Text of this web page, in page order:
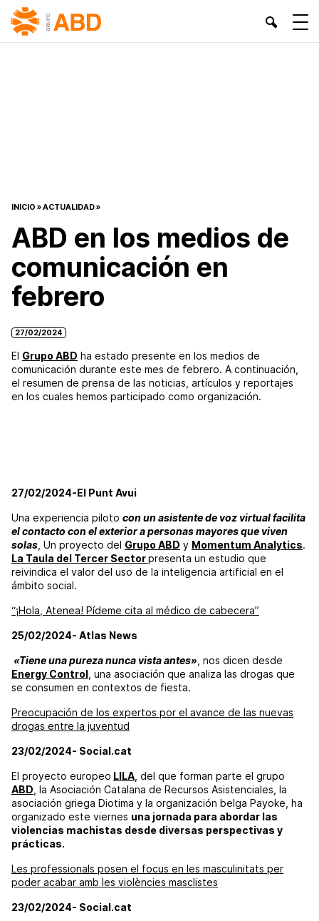
INICIO »ACTUALIDAD»
ABD en los medios de
comunicación en
febrero
27/02/2024
El Grupo ABD ha estado presente en los medios de
comunicación durante este mes de febrero. A continuación,
el resumen de prensa de las noticias, artículos y reportajes
en los cuales hemos participado como organización.
27/02/2024-El Punt Avui
Una experiencia piloto con un asistente de voz virtual facilita
el contacto con el exterior a personas mayores que viven
solas , Un proyecto del Grupo ABD y Momentum Analytics.
La Taula del Tercer Sectorpresenta un estudio que
reivindica el valor del uso de la inteligencia artificial en el
ámbito social.
“¡Hola, Atenea! Pídeme cita al médico de cabecera”
25/02/2024- Atlas News
«Tiene una pureza nunca vista antes» , nos dicen desde
Energy Control , una asociación que analiza las drogas que
se consumen en contextos de fiesta.
Preocupación de los expertos por el avance de las nuevas
drogas entre la juventud
23/02/2024- Social.cat
El proyecto europeo LILA , del que forman parte el grupo
ABD , la Asociación Catalana de Recursos Asistenciales, la
asociación griega Diotima y la organización belga Payoke, ha
organizado este viernes una jornada para abordar las
violencias machistas desde diversas perspectivas y
prácticas.
Les professionals posen el focus en les masculinitats per
poder acabar amb les violències masclistes
23/02/2024- Social.cat